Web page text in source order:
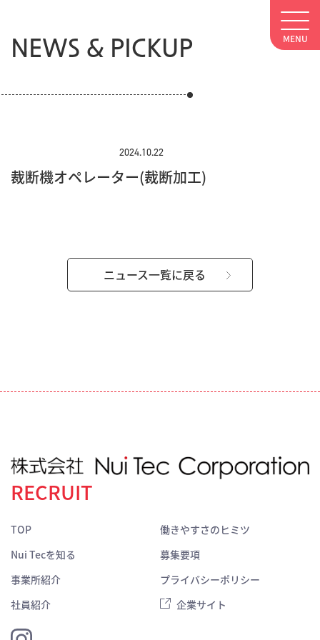
NEWS & PICKUP
2024.10.22
裁断機オペレーター(裁断加工)
ニュース一覧に戻る
RECRUIT
TOP
Nui Tecを知る
事業所紹介
社員紹介
働きやすさのヒミツ
募集要項
プライバシーポリシー
企業サイト